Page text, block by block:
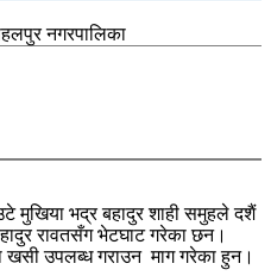
नगरपालिका
मुखिया भद्र बहादुर शाही समुहले दशैं
रावतसँग भेटघाट गरेका छन।
उपलब्ध गराउन माग गरेका हुन।